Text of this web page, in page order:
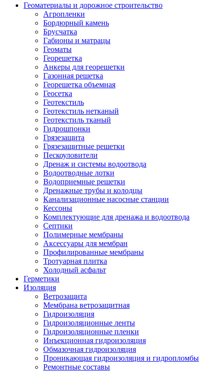
Геоматериалы и дорожное строительство
Агропленки
Бордюрный камень
Брусчатка
Габионы и матрацы
Геоматы
Георешетка
Анкеры для георешетки
Газонная решетка
Георешетка объемная
Геосетка
Геотекстиль
Геотекстиль нетканый
Геотекстиль тканый
Гидрошпонки
Грязезащита
Грязезащитные решетки
Пескоуловители
Дренаж и системы водоотвода
Водоотводные лотки
Водоприемные решетки
Дренажные трубы и колодцы
Канализационные насосные станции
Кессоны
Комплектующие для дренажа и водоотвода
Септики
Полимерные мембраны
Аксессуары для мембран
Профилированные мембраны
Тротуарная плитка
Холодный асфальт
Герметики
Изоляция
Ветрозащита
Мембрана ветрозащитная
Гидроизоляция
Гидроизоляционные ленты
Гидроизоляционные пленки
Инъекционная гидроизоляция
Обмазочная гидроизоляция
Проникающая гидроизоляция и гидропломбы
Ремонтные составы